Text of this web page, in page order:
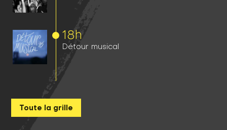
18h
Détour musical
Toute la grille